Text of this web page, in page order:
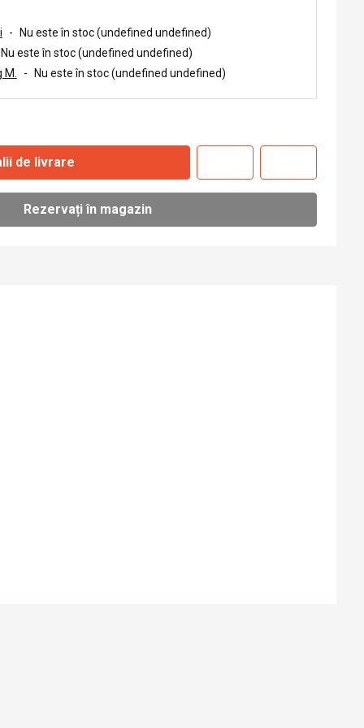
-
Nu este în stoc (undefined undefined)
Nu este în stoc (undefined undefined)
M.
- Nu este în stoc (undefined undefined)
de livrare
Rezervați în magazin